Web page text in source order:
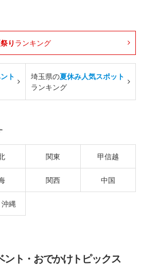
り ランキング
ト
埼玉県の夏休み人気スポット
ランキング
関東 甲信越
関西 中国
縄
ント・おでかけトピックス